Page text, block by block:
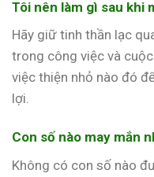
Tôi nên làm gì sau khi
Hãy giữ tinh thần lạc
trong công việc và
việc thiện nhỏ nào đó
lợi.
Con số nào may mắn
Không có con số nào